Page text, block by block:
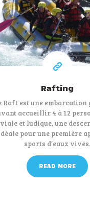
A partir de39
Rafting
Raft est une
accueillir 4 à 12
et ludique, une
pour une première
sports d’eaux vives.
READ MORE